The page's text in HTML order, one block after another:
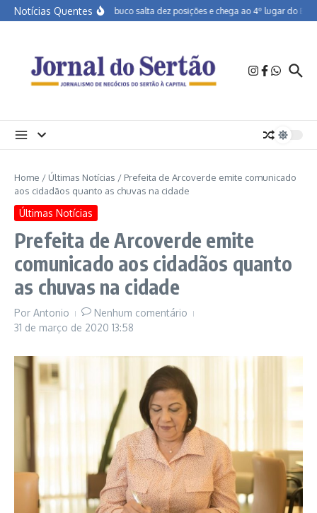
Ir para o conteúdo
Notícias QuentesPernambuco salta dez posições e chega ao 4º lugar do
Home / Últimas Notícias / Prefeita de Arcoverde emite comunicado
aos cidadãos quanto as chuvas na cidade
Últimas Notícias
Prefeita de Arcoverde emite
comunicado aos cidadãos quanto
as chuvas na cidade
Por Antonio
Nenhum comentário
31 de março de 2020 13:58